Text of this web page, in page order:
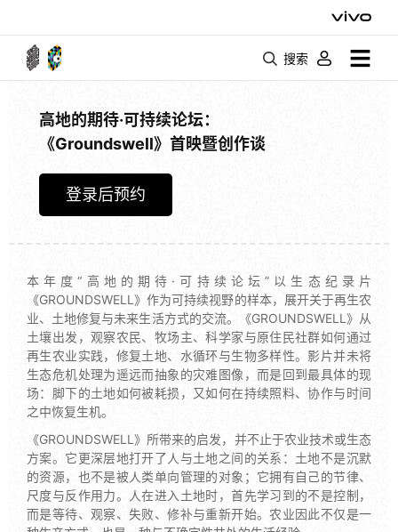
搜索
高地的期待·可持续论坛：
《Groundswell》首映暨创作谈
登录后预约
本年度“高地的期待·可持续论坛”以生态纪录片
《GROUNDSWELL》作为可持续视野的样本，展开关于再生农
业、土地修复与未来生活方式的交流。《GROUNDSWELL》从
土壤出发，观察农民、牧场主、科学家与原住民社群如何通过
再生农业实践，修复土地、水循环与生物多样性。影片并未将
生态危机处理为遥远而抽象的灾难图像，而是回到最具体的现
场：脚下的土地如何被耗损，又如何在持续照料、协作与时间
之中恢复生机。
《GROUNDSWELL》所带来的启发，并不止于农业技术或生态
方案。它更深层地打开了人与土地之间的关系：土地不是沉默
的资源，也不是被人类单向管理的对象；它拥有自己的节律、
尺度与反作用力。人在进入土地时，首先学习到的不是控制，
而是等待、观察、失败、修补与重新开始。农业因此不仅是一